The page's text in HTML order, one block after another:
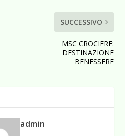
SUCCESSIVO
MSC CROCIERE:
DESTINAZIONE
BENESSERE
admin